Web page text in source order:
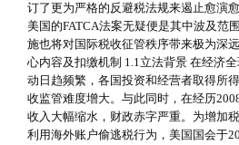
订了更为严格的反避税法规来遏止愈演
美国的FATCA法案无疑便是其中波及范
施也将对国际税收征管秩序带来极为深
心内容及扣缴机制 1.1立法背景 在经济
动日趋频繁，各国投资和经营者取得所
收监管难度增大。与此同时，在经历
收入大幅缩水，财政赤字严重。为增加
利用海外账户偷逃税行为，美国国会于